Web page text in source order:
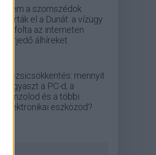
Nem a szomszédok
zárták el a Dunát: a vízügy
cáfolta az interneten
terjedő álhíreket
Rezsicsökkentés: mennyit
fogyaszt a PC-d, a
konzolod és a többi
elektronikai eszközöd?